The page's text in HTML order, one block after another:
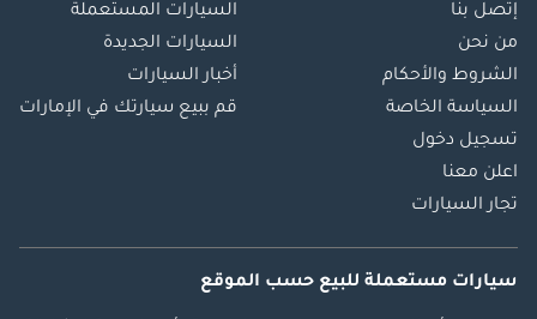
إتصل بنا
من نحن
الشروط والأحكام
السياسة الخاصة
تسجيل دخول
اعلن معنا
تجار السيارات
السيارات المستعملة
السيارات الجديدة
أخبار السيارات
قم ببيع سيارتك في الإمارات
سيارات مستعملة للبيع حسب الموقع